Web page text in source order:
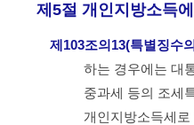
제5절 개인지방소득
제103조의13(특별징수
하는 경우에는 대
중과세 등의 조세
개인지방소득세